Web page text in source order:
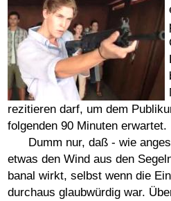
rezitieren darf, um dem
folgenden 90 Minuten erwartet.
Dumm nur, daß - wie
etwas den Wind aus den
banal wirkt, selbst wenn die
durchaus glaubwürdig war.